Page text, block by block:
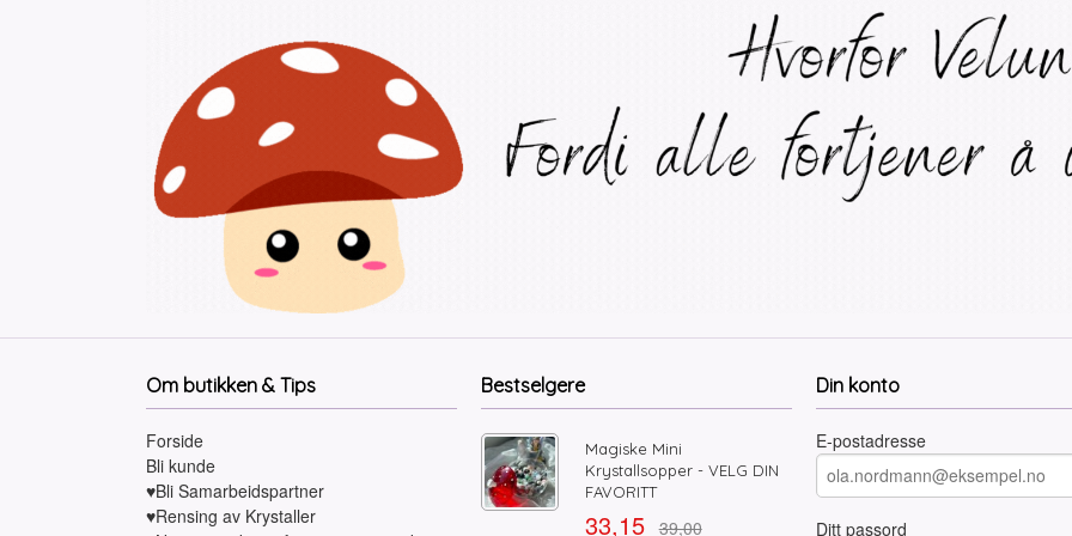
Om butikken & Tips
Forside
Bli kunde
♥Bli Samarbeidspartner
♥Rensing av Krystaller
Bestselgere
Magiske Mini
Krystallsopper - VELG DIN
FAVORITT
33,15 39,00
Din konto
E-postadresse
Ditt passord